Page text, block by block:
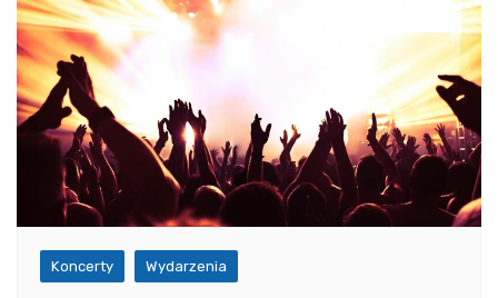
Koncerty Wydarzenia